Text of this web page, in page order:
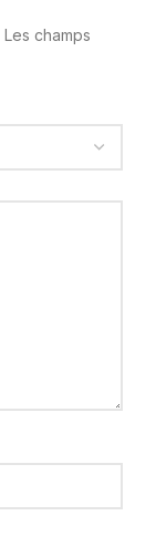
Les champs